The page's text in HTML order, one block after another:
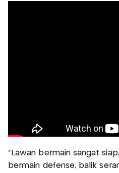
"Lawan bermain sangat
bermain defense, balik